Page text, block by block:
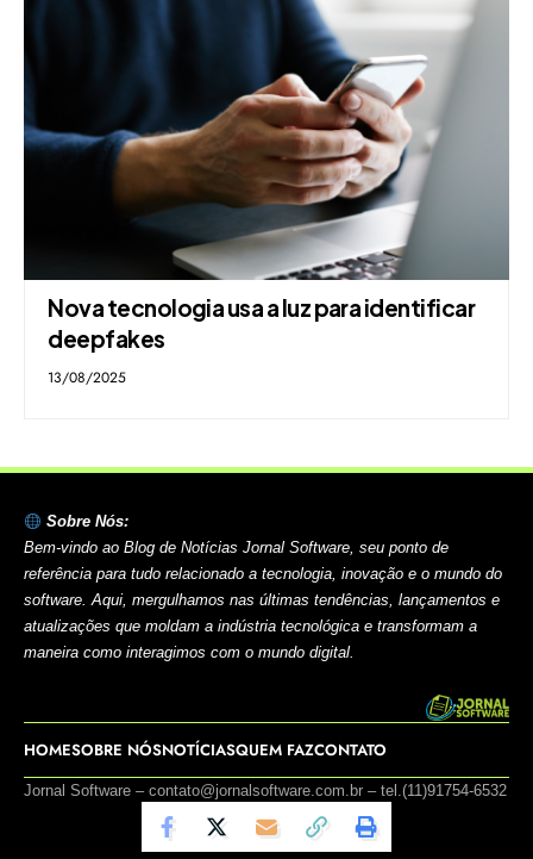
Nova tecnologia usa a luz para identificar
deepfakes
13/08/2025
Sobre Nós:
Bem-vindo ao Blog de Notícias Jornal Software, seu ponto de
referência para tudo relacionado a tecnologia, inovação e o mundo do
software. Aqui, mergulhamos nas últimas tendências, lançamentos e
atualizações que moldam a indústria tecnológica e transformam a
maneira como interagimos com o mundo digital.
HOMESOBRE NÓSNOTÍCIASQUEM FAZCONTATO
Jornal Software – contato@jornalsoftware.com.br – tel.(11)91754-6532